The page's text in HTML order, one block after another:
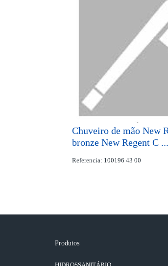
Chuveiro de mão New
bronze New Regent C ...
Referencia: 100196 43 00
Produtos